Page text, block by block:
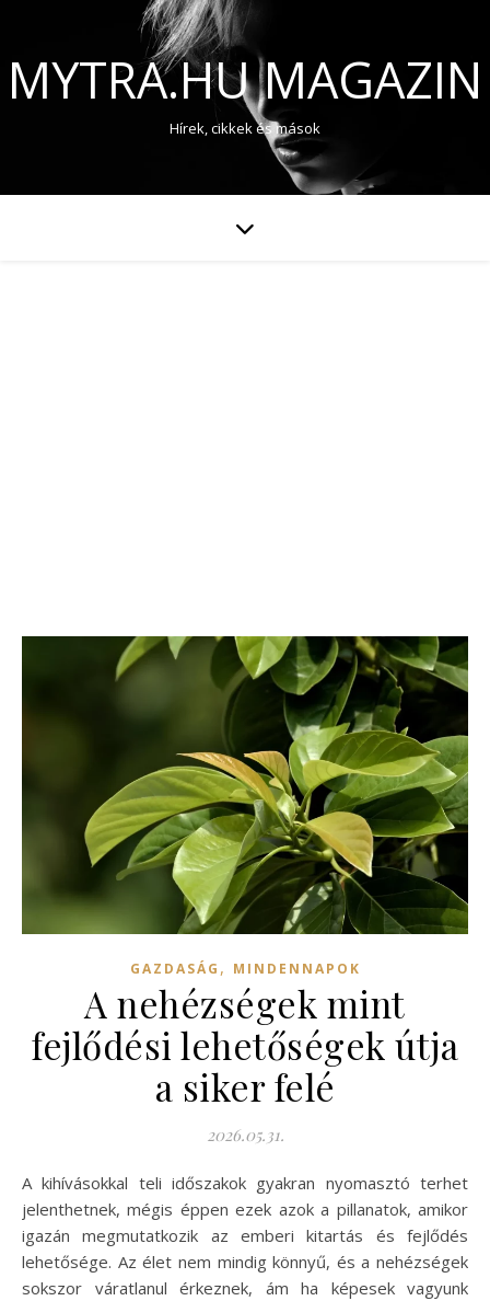
MYTRA.HU MAGAZIN
Hírek, cikkek és mások
GAZDASÁG , MINDENNAPOK
A nehézségek mint
fejlődési lehetőségek útja
a siker felé
2026.05.31.
A kihívásokkal teli időszakok gyakran nyomasztó terhet
jelenthetnek, mégis éppen ezek azok a pillanatok, amikor
igazán megmutatkozik az emberi kitartás és fejlődés
lehetősége. Az élet nem mindig könnyű, és a nehézségek
sokszor váratlanul érkeznek, ám ha képesek vagyunk